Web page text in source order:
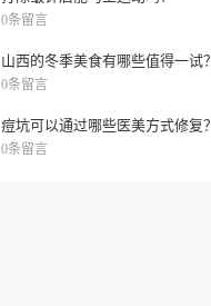
0条留言
山西的冬季美食有哪些值得一试？
0条留言
痘坑可以通过哪些医美方式修复？
0条留言